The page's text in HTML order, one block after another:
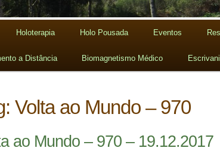
Holoterapia Holo Pousada Eventos
a Distância Biomagnetismo Médico
Volta ao Mundo – 970
ao Mundo – 970 – 19.12.2017